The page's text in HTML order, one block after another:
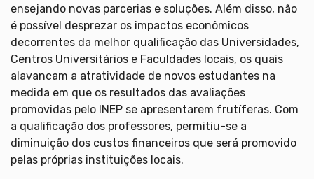
ensejando novas parcerias e soluções. Além disso, não
é possível desprezar os impactos econômicos
decorrentes da melhor qualificação das Universidades,
Centros Universitários e Faculdades locais, os quais
alavancam a atratividade de novos estudantes na
medida em que os resultados das avaliações
promovidas pelo INEP se apresentarem frutíferas. Com
a qualificação dos professores, permitiu-se a
diminuição dos custos financeiros que será promovido
pelas próprias instituições locais.